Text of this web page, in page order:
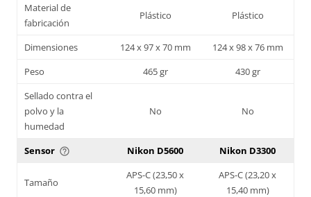
Material de
fabricación
Plástico Plástico
Dimensiones 124 x 97 x 70 mm
124 x 98 x 76 mm
Peso
465 gr
430 gr
Sellado contra el
polvo y la
humedad
No No
Sensor help_outline Nikon D5600 Nikon D3300
Tamaño
APS-C (23,50 x
15,60 mm)
APS-C (23,20 x
15,40 mm)